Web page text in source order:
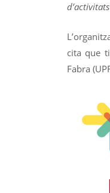
d’activitats
cita que
Fabra